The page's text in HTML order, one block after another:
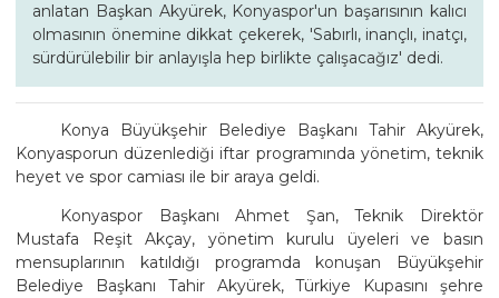
anlatan Başkan Akyürek, Konyaspor'un başarısının kalıcı
olmasının önemine dikkat çekerek, 'Sabırlı, inançlı, inatçı,
sürdürülebilir bir anlayışla hep birlikte çalışacağız' dedi.
Konya Büyükşehir Belediye Başkanı Tahir Akyürek,
Konyasporun düzenlediği iftar programında yönetim, teknik
heyet ve spor camiası ile bir araya geldi.
Konyaspor Başkanı Ahmet Şan, Teknik Direktör
Mustafa Reşit Akçay, yönetim kurulu üyeleri ve basın
mensuplarının katıldığı programda konuşan Büyükşehir
Belediye Başkanı Tahir Akyürek, Türkiye Kupasını şehre